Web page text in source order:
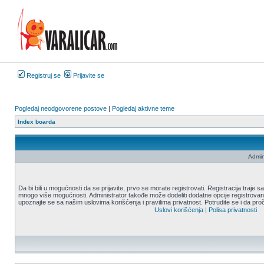
Registruj se Prijavite se
Pogledaj neodgovorene postove | Pogledaj aktivne teme
Index boarda
Da bi bili u mogućnosti da se prijavite, prvo se morate registrovati. Registracija traje
mnogo više mogućnosti. Administrator takođe može dodeliti dodatne opcije
upoznajte se sa našim uslovima korišćenja i pravilima privatnost. Potrudite se i da
Uslovi korišćenja| Polisa privatnosti